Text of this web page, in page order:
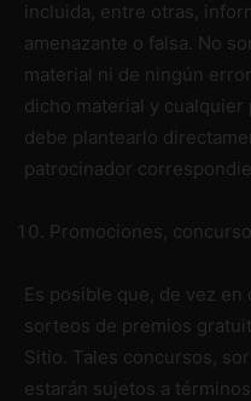
incluida, entre otras,
amenazante o falsa. No
material ni de ningún
dicho material y
debe plantearlo
patrocinador
Promociones,
Es posible que, de vez
sorteos de premios
Sitio. Tales concursos,
estarán sujetos a